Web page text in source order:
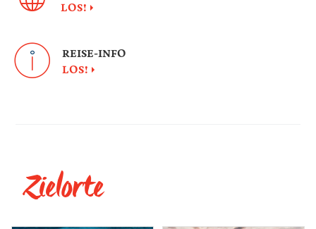
LOS!
REISE-INFO
LOS!
Zielorte